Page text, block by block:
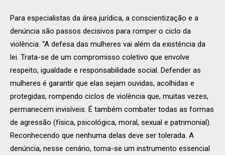
Para especialistas da área jurídica, a conscientização e a
denúncia são passos decisivos para romper o ciclo da
violência. “A defesa das mulheres vai além da existência da
lei. Trata-se de um compromisso coletivo que envolve
respeito, igualdade e responsabilidade social. Defender as
mulheres é garantir que elas sejam ouvidas, acolhidas e
protegidas, rompendo ciclos de violência que, muitas vezes,
permanecem invisíveis. É também combater todas as formas
de agressão (física, psicológica, moral, sexual e patrimonial).
Reconhecendo que nenhuma delas deve ser tolerada. A
denúncia, nesse cenário, torna-se um instrumento essencial